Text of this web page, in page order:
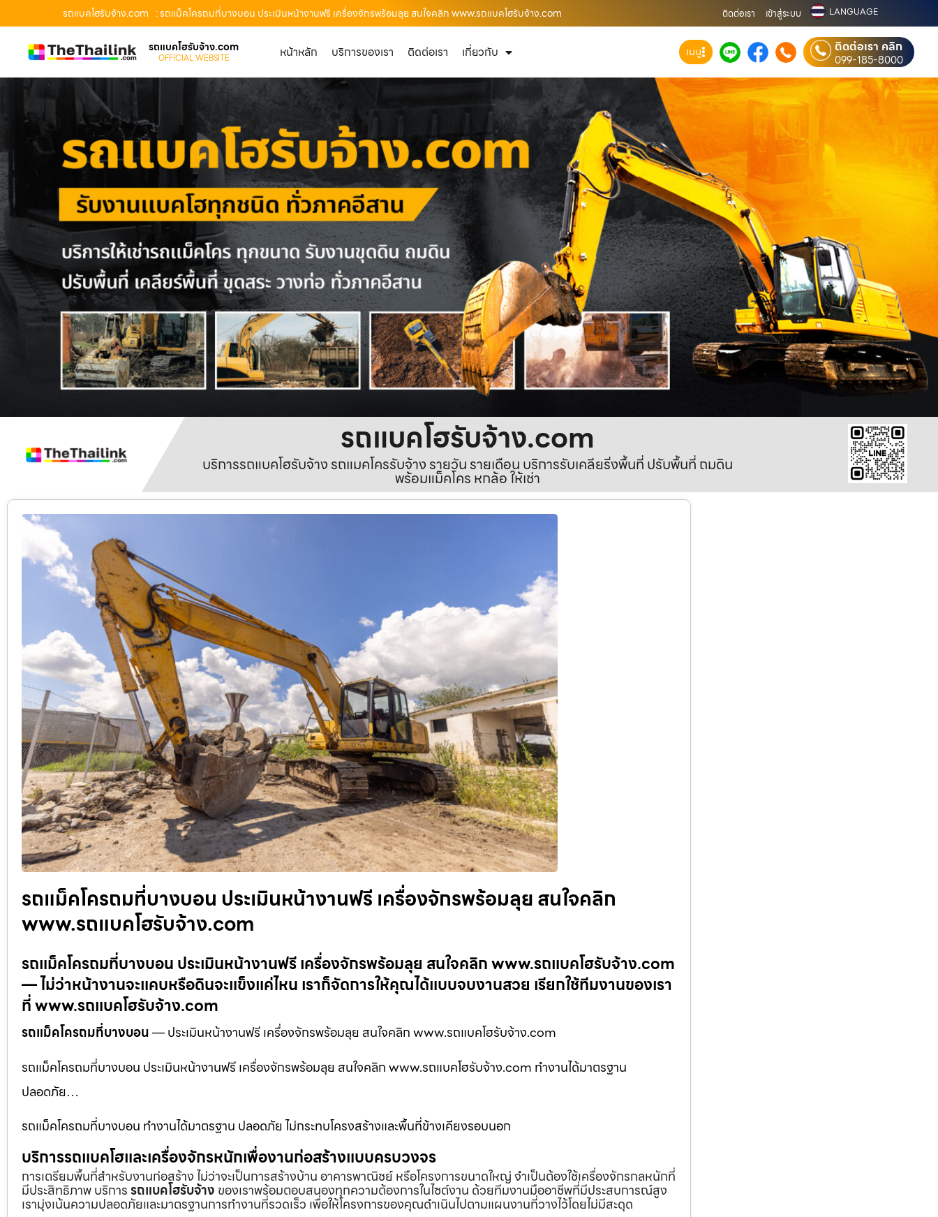
รถแบคโฮรับจ้าง.com : รถแม็คโครถมที่บางบอน ประเมินหน้างานฟรี เครื่องจักรพร้อมลุย สนใจคลิก www.รถแบคโฮรับจ้าง.com ติดต่อเรา เข้าสู่ระบบ LANGUAGE
รถแบคโฮรับจ้าง.com
OFFICIAL WEBSITE หน้าหลัก บริการของเรา ติดต่อเรา เกี่ยวกับ เมนู ติดต่อเรา คลิก
099-185-8000
รถแบคโฮรับจ้าง.com
บริการรถแบคโฮรับจ้าง รถแมคโครรับจ้าง รายวัน รายเดือน บริการรับเคลียริ่งพื้นที่ ปรับพื้นที่ ถมดิน
พร้อมแม็คโคร หกล้อ ให้เช่า
รถแม็คโครถมที่บางบอน ประเมินหน้างานฟรี เครื่องจักรพร้อมลุย สนใจคลิก
www.รถแบคโฮรับจ้าง.com
รถแม็คโครถมที่บางบอน ประเมินหน้างานฟรี เครื่องจักรพร้อมลุย สนใจคลิก www.รถแบคโฮรับจ้าง.com
— ไม่ว่าหน้างานจะแคบหรือดินจะแข็งแค่ไหน เราก็จัดการให้คุณได้แบบจบงานสวย เรียกใช้ทีมงานของเรา
ที่ www.รถแบคโฮรับจ้าง.com
รถแม็คโครถมที่บางบอน— ประเมินหน้างานฟรี เครื่องจักรพร้อมลุย สนใจคลิก www.รถแบคโฮรับจ้าง.com
รถแม็คโครถมที่บางบอน ประเมินหน้างานฟรี เครื่องจักรพร้อมลุย สนใจคลิก www.รถแบคโฮรับจ้าง.com ทำงานได้มาตรฐาน
ปลอดภัย…
รถแม็คโครถมที่บางบอน ทำงานได้มาตรฐาน ปลอดภัย ไม่กระทบโครงสร้างและพื้นที่ข้างเคียงรอบนอก
บริการรถแบคโฮและเครื่องจักรหนักเพื่องานก่อสร้างแบบครบวงจร
การเตรียมพื้นที่สำหรับงานก่อสร้าง ไม่ว่าจะเป็นการสร้างบ้าน อาคารพาณิชย์ หรือโครงการขนาดใหญ่ จำเป็นต้องใช้เครื่องจักรกลหนักที่
มีประสิทธิภาพ บริการรถแบคโฮรับจ้าง ของเราพร้อมตอบสนองทุกความต้องการในไซต์งาน ด้วยทีมงานมืออาชีพที่มีประสบการณ์สูง
เรามุ่งเน้นความปลอดภัยและมาตรฐานการทำงานที่รวดเร็ว เพื่อให้โครงการของคุณดำเนินไปตามแผนงานที่วางไว้โดยไม่มีสะดุด